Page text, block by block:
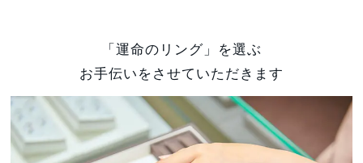
「運命のリング」を選ぶ
お手伝いをさせていただきます